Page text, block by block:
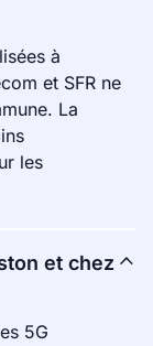
à
et SFR ne
La
les
et chez
5G